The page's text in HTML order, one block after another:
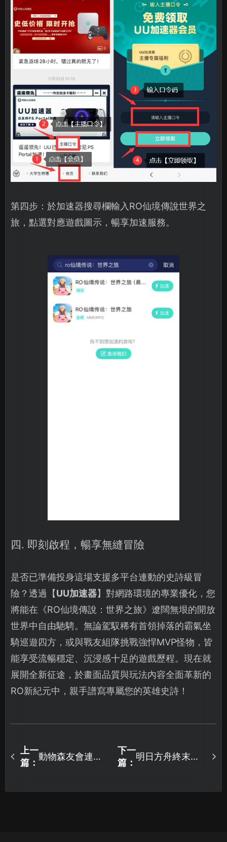
第四步：於加速器搜尋欄輸入RO仙境傳說世界之
旅，點選對應遊戲圖示，暢享加速服務。
四. 即刻啟程，暢享無縫冒險
是否已準備投身這場支援多平台連動的史詩級冒
險？透過【UU加速器】對網路環境的專業優化，您
將能在《RO仙境傳說：世界之旅》遼闊無垠的開放
世界中自由馳騁。無論駕馭稀有首領掉落的霸氣坐
騎巡遊四方，或與戰友組隊挑戰強悍MVP怪物，皆
能享受流暢穩定、沉浸感十足的遊戲歷程。現在就
展開全新征途，於畫面品質與玩法內容全面革新的
RO新紀元中，親手譜寫專屬您的英雄史詩！
上一
篇：
動物森友會連線
搞定！
下一
篇：
明日方舟終末地
首選！